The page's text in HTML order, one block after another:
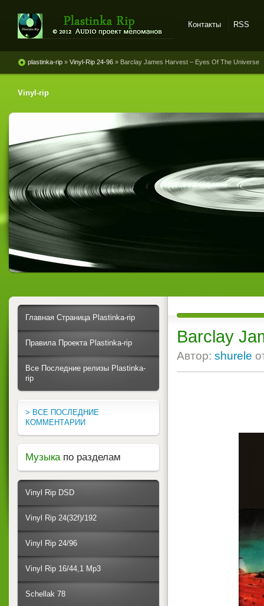
винила и магнитоальбомов
Контакты RSS
plastinka-rip » Vinyl-Rip 24-96 » Barclay James Harvest ‎– Eyes Of The Universe
Vinyl-rip
Barclay
Автор: shurele
Главная Страница Plastinka-rip
Правила Проекта Plastinka-rip
Все Последние релизы Plastinka-
rip
> ВСЕ ПОСЛЕДНИЕ
КОММЕНТАРИИ
Музыка по разделам
Vinyl Rip DSD
Vinyl Rip 24(32f)/192
Vinyl Rip 24/96
Vinyl Rip 16/44,1 Mp3
Schellak 78